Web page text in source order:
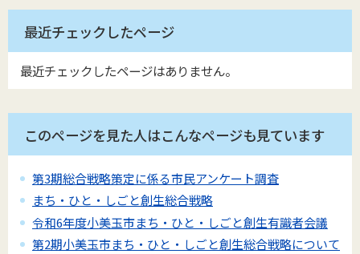
最近チェックしたページ
最近チェックしたページはありません。
このページを見た人はこんなページも見ています
第3期総合戦略策定に係る市民アンケート調査
まち・ひと・しごと創生総合戦略
令和6年度小美玉市まち・ひと・しごと創生有識者会議
第2期小美玉市まち・ひと・しごと創生総合戦略について